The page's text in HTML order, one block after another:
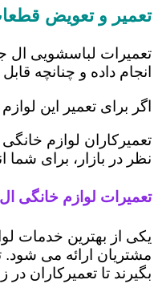
تعمیر و تعویض
تعمیرات لباسشویی ال
انجام داده و چنانچه
اگر برای تعمیر این
تعمیرکاران لوازم
نظر در بازار، برای
تعمیرات لوازم خانگی
یکی از بهترین خدمات
مشتریان ارائه می
بگیرند تا